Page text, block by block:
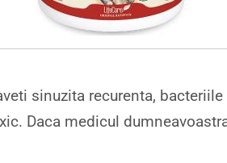
sinuzita recurenta, bacteriile
Daca medicul